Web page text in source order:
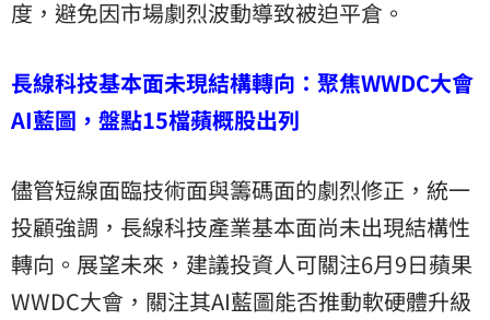
度，避免因市場劇烈波動導致被迫平倉。
長線科技基本面未現結構轉向：聚焦WWDC大會
AI藍圖，盤點15檔蘋概股出列
儘管短線面臨技術面與籌碼面的劇烈修正，統一
投顧強調，長線科技產業基本面尚未出現結構性
轉向。展望未來，建議投資人可關注6月9日蘋果
WWDC大會，關注其AI藍圖能否推動軟硬體升級